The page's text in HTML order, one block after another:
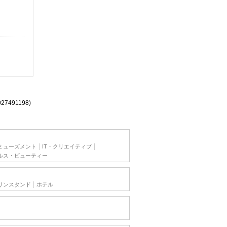
ューズメント
IT・クリエイティブ
ス・ビューティー
ンスタンド ホテル